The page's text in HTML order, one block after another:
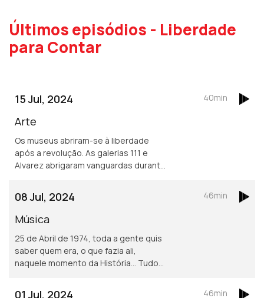
Últimos episódios - Liberdade
para Contar
15 Jul, 2024
Arte
Os museus abriram-se à liberdade
após a revolução. As galerias 111 e
Alvarez abrigaram vanguardas durante
Portugal.
40min
08 Jul, 2024
Música
25 de Abril de 1974, toda a gente quis
saber quem era, o que fazia ali,
naquele momento da História... Tudo
46min
01 Jul, 2024 46min